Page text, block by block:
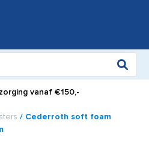
vanaf €150,-
/ Cederroth soft foam